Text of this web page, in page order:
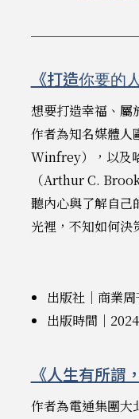
《打造你要的
想要打造幸福、屬
作者為知名媒體
Winfrey），以及
（Arthur C.
聽內心與了解自己
光裡，不知如何決
出版社｜商業周
出版時間｜
《人生有所謂
作者為電通集團大